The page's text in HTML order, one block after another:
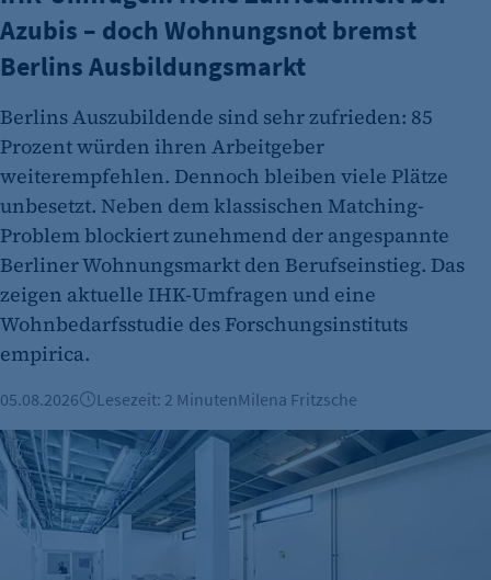
Cookie Laufzeit:
1 Jahr
etracker Analytics
Name:
et_oi_v2
Anbieter:
Zweck:
Cookie Erkennung
Cookie Laufzeit:
2 Jahre
Azubis – doch Wohnungsnot bremst
Berlins Ausbildungsmarkt
Berlins Auszubildende sind sehr zufrieden: 85
Prozent würden ihren Arbeitgeber
weiterempfehlen. Dennoch bleiben viele Plätze
unbesetzt. Neben dem klassischen Matching-
Problem blockiert zunehmend der angespannte
Berliner Wohnungsmarkt den Berufseinstieg. Das
zeigen aktuelle IHK-Umfragen und eine
Wohnbedarfsstudie des Forschungsinstituts
empirica.
05.08.2026 Lesezeit: 2 MinutenMilena Fritzsche
Büroimmobilien Berlin: Starkes Wachstum im ersten